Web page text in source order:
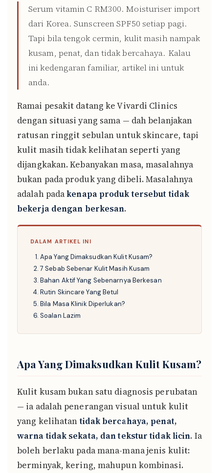
Serum vitamin C RM300. Moisturiser import
dari Korea. Sunscreen SPF50 setiap pagi.
Tapi bila tengok cermin, kulit masih nampak
kusam, penat, dan tidak bercahaya. Kalau
ini kedengaran familiar, artikel ini untuk
anda.
Ramai pesakit datang ke Vivardi Clinics
dengan situasi yang sama — dah belanjakan
ratusan ringgit sebulan untuk skincare, tapi
kulit masih tidak kelihatan seperti yang
dijangkakan. Kebanyakan masa, masalahnya
bukan pada produk yang dibeli. Masalahnya
adalah padakenapa produk tersebut tidak
bekerja dengan berkesan.
DALAM ARTIKEL INI
Apa Yang Dimaksudkan Kulit Kusam?
7 Sebab Sebenar Kulit Masih Kusam
Bahan Aktif Yang Sebenarnya Berkesan
Rutin Skincare Yang Betul
Bila Masa Klinik Diperlukan?
Soalan Lazim
Apa Yang Dimaksudkan Kulit Kusam?
Kulit kusam bukan satu diagnosis perubatan
— ia adalah penerangan visual untuk kulit
yang kelihatantidak bercahaya, penat,
warna tidak sekata, dan tekstur tidak licin. Ia
boleh berlaku pada mana-mana jenis kulit:
berminyak, kering, mahupun kombinasi.